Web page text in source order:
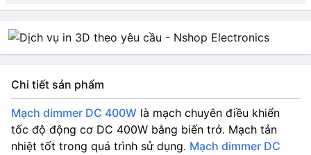
Chi tiết sản phẩm
Mạch dimmer DC 400W là mạch chuyên điều khiển
tốc độ động cơ DC 400W bằng biến trở. Mạch tản
nhiệt tốt trong quá trình sử dụng. Mạch dimmer DC